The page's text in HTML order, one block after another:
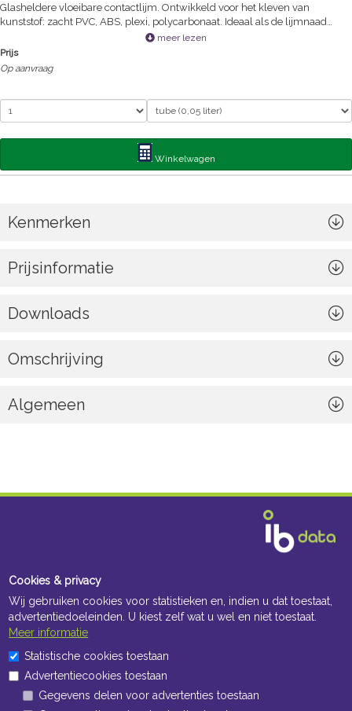
Glasheldere vloeibare contactlijm. Ontwikkeld voor het kleven van
kunststof: zacht PVC, ABS, plexi, polycarbonaat. Ideaal als de lijmnaad
zichtbaar blijft: handvat of plaat op glazen of plexi deuren, reparaties bij
dektentzeilen en opblaasbare materialen in zacht PVC.
meer lezen
Prijs
Op aanvraag
Winkelwagen
Kenmerken
Prijsinformatie
Downloads
Omschrijving
Algemeen
Cookies & privacy
Wij gebruiken cookies voor statistieken en, indien u dat toestaat,
advertentiedoeleinden. U kiest zelf wat u wel en niet toestaat.
Meer informatie
Statistische cookies toestaan
Advertentiecookies toestaan
Gegevens delen voor advertenties toestaan